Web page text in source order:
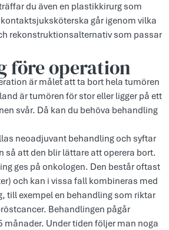
du även en plastikkirurg som
går igenom vilka
rekonstruktionsalternativ som passar
före operation
är målet att ta bort hela tumören
är tumören för stor eller ligger på ett
svår. Då kan du behöva behandling
neoadjuvant behandling och syftar
så att den blir lättare att operera bort.
ges på onkologen. Den består oftast
och kan i vissa fall kombineras med
till exempel en behandling som riktar
Behandlingen pågår
månader. Under tiden följer man noga